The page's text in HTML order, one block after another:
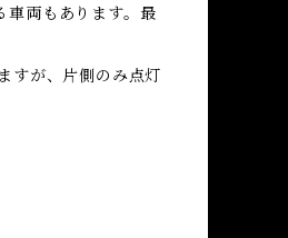
車両もあります。最
すが、片側のみ点灯